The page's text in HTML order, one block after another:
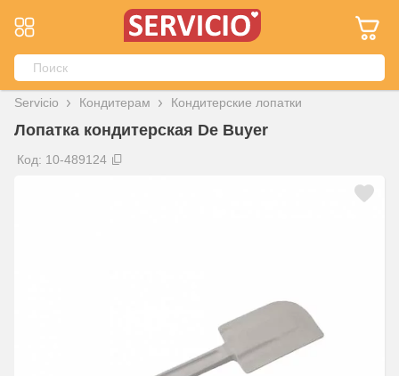
Servicio Кондитерам Кондитерские лопатки
Лопатка кондитерская De Buyer
Код: 10-489124